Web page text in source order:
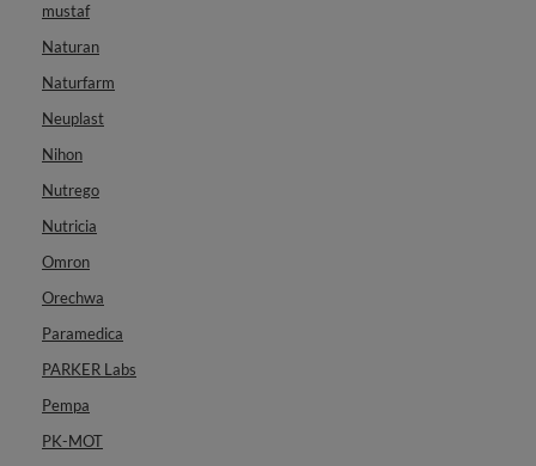
mustaf
Naturan
Naturfarm
Neuplast
Nihon
Nutrego
Nutricia
Omron
Orechwa
Paramedica
PARKER Labs
Pempa
PK-MOT